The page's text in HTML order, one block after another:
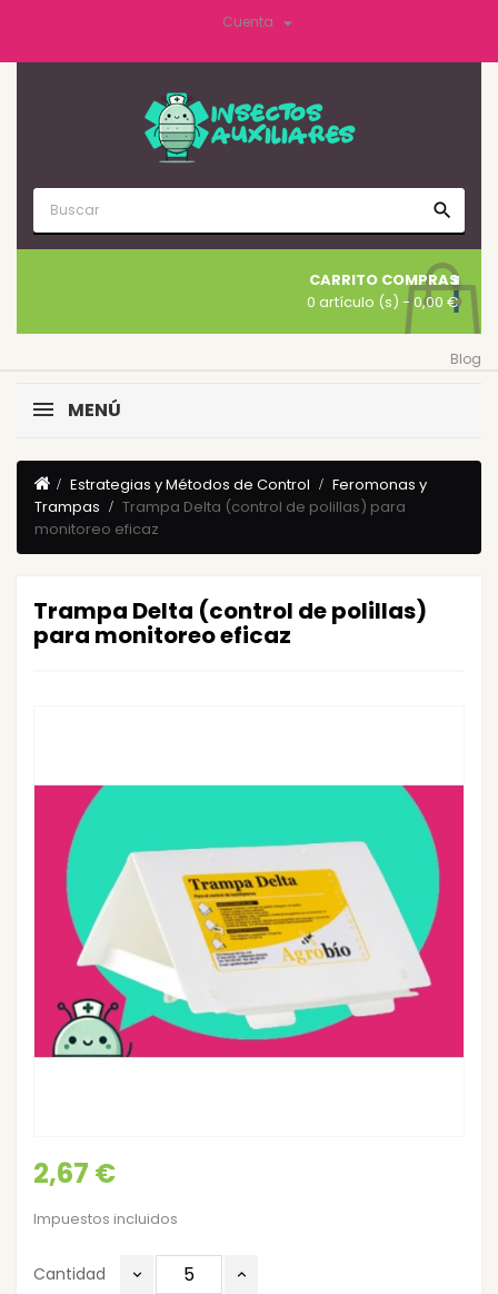
Cuenta 
search
CARRITO COMPRAS
0 artículo (s) - 0,00 €
Blog
MENÚ
Estrategias y Métodos de Control
Feromonas y
Trampas
Trampa Delta (control de polillas) para
monitoreo eficaz
Trampa Delta (control de polillas)
para monitoreo eficaz
2,67 €
Impuestos incluidos
Cantidad